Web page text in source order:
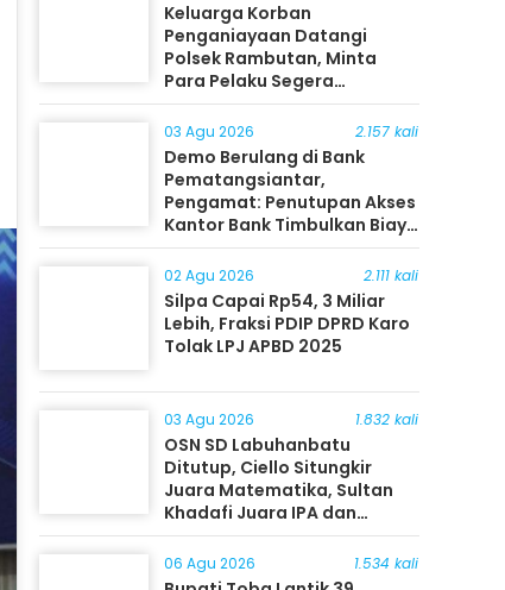
Keluarga Korban
Penganiayaan Datangi
Polsek Rambutan, Minta
Para Pelaku Segera
Ditangkap
03 Agu 2026 2.157 kali
Demo Berulang di Bank
Pematangsiantar,
Pengamat: Penutupan Akses
Kantor Bank Timbulkan Biaya
Ekonomi bagi Masyarakat
02 Agu 2026 2.111 kali
Silpa Capai Rp54, 3 Miliar
Lebih, Fraksi PDIP DPRD Karo
Tolak LPJ APBD 2025
03 Agu 2026 1.832 kali
OSN SD Labuhanbatu
Ditutup, Ciello Situngkir
Juara Matematika, Sultan
Khadafi Juara IPA dan
Timothy Rangkuti Juara IPS
06 Agu 2026 1.534 kali